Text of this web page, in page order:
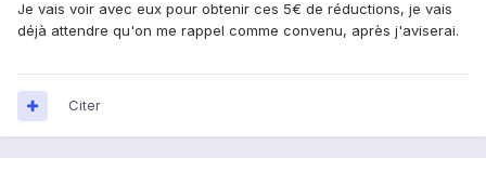
Je vais voir avec eux pour obtenir ces 5€ de réductions, je vais
déjà attendre qu'on me rappel comme convenu, après j'aviserai.
Citer